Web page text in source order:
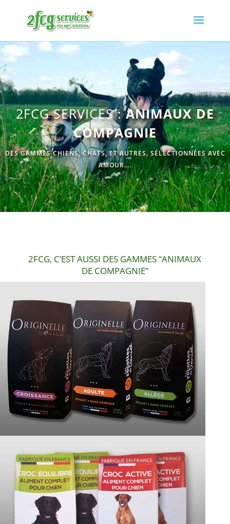
2FCG SERVICES :ANIMAUX DE
COMPAGNIE
DES GAMMES CHIENS, CHATS, ET AUTRES, SÉLECTIONNÉES AVEC
AMOUR….
2FCG, C’EST AUSSI DES GAMMES “ANIMAUX
DE COMPAGNIE”